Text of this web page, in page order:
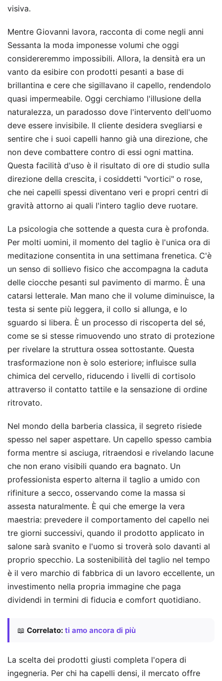
visiva.
Mentre Giovanni lavora, racconta di come negli anni
Sessanta la moda imponesse volumi che oggi
considereremmo impossibili. Allora, la densità era un
vanto da esibire con prodotti pesanti a base di
brillantina e cere che sigillavano il capello, rendendolo
quasi impermeabile. Oggi cerchiamo l'illusione della
naturalezza, un paradosso dove l'intervento dell'uomo
deve essere invisibile. Il cliente desidera svegliarsi e
sentire che i suoi capelli hanno già una direzione, che
non deve combattere contro di essi ogni mattina.
Questa facilità d'uso è il risultato di ore di studio sulla
direzione della crescita, i cosiddetti "vortici" o rose,
che nei capelli spessi diventano veri e propri centri di
gravità attorno ai quali l'intero taglio deve ruotare.
La psicologia che sottende a questa cura è profonda.
Per molti uomini, il momento del taglio è l'unica ora di
meditazione consentita in una settimana frenetica. C'è
un senso di sollievo fisico che accompagna la caduta
delle ciocche pesanti sul pavimento di marmo. È una
catarsi letterale. Man mano che il volume diminuisce, la
testa si sente più leggera, il collo si allunga, e lo
sguardo si libera. È un processo di riscoperta del sé,
come se si stesse rimuovendo uno strato di protezione
per rivelare la struttura ossea sottostante. Questa
trasformazione non è solo esteriore; influisce sulla
chimica del cervello, riducendo i livelli di cortisolo
attraverso il contatto tattile e la sensazione di ordine
ritrovato.
Nel mondo della barberia classica, il segreto risiede
spesso nel saper aspettare. Un capello spesso cambia
forma mentre si asciuga, ritraendosi e rivelando lacune
che non erano visibili quando era bagnato. Un
professionista esperto alterna il taglio a umido con
rifiniture a secco, osservando come la massa si
assesta naturalmente. È qui che emerge la vera
maestria: prevedere il comportamento del capello nei
tre giorni successivi, quando il prodotto applicato in
salone sarà svanito e l'uomo si troverà solo davanti al
proprio specchio. La sostenibilità del taglio nel tempo
è il vero marchio di fabbrica di un lavoro eccellente, un
investimento nella propria immagine che paga
dividendi in termini di fiducia e comfort quotidiano.
📖 Correlato: ti amo ancora di più
La scelta dei prodotti giusti completa l'opera di
ingegneria. Per chi ha capelli densi, il mercato offre